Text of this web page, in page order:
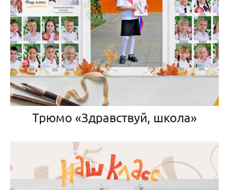
Трюмо «Здравствуй, школа»